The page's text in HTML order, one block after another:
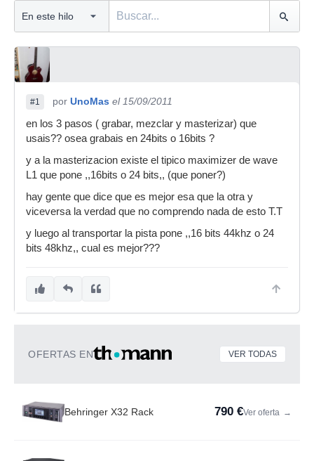
#1 por UnoMas el 15/09/2011
en los 3 pasos ( grabar, mezclar y masterizar) que
usais?? osea grabais en 24bits o 16bits ?
y a la masterizacion existe el tipico maximizer de wave
L1 que pone ,,16bits o 24 bits,, (que poner?)
hay gente que dice que es mejor esa que la otra y
viceversa la verdad que no comprendo nada de esto T.T
y luego al transportar la pista pone ,,16 bits 44khz o 24
bits 48khz,, cual es mejor???
OFERTAS EN VER TODAS
Behringer X32 Rack 790 €Ver oferta →